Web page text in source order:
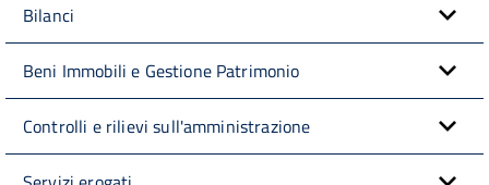
Bilanci
Beni Immobili e Gestione Patrimonio
Controlli e rilievi sull'amministrazione